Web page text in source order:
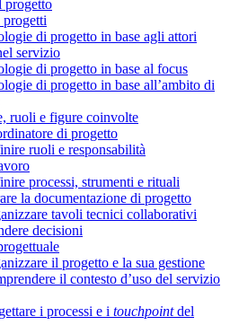
progetto
di progetto in base agli attori
servizio
di progetto in base al focus
di progetto in base all’ambito di
ruoli e figure coinvolte
di progetto
ruoli e responsabilità
processi, strumenti e rituali
la documentazione di progetto
tavoli tecnici collaborativi
decisioni
il progetto e la sua gestione
il contesto d’uso del servizio
i processi e i touchpointdel